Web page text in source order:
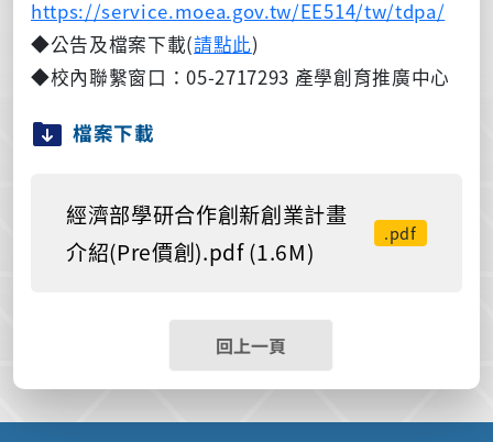
https://service.moea.gov.tw/EE514/tw/tdpa/
◆公告及檔案下載(請點此)
◆校內聯繫窗口：05-2717293 產學創育推廣中心
檔案下載
經濟部學研合作創新創業計畫
介紹(Pre價創).pdf (1.6M)
.pdf
回上一頁